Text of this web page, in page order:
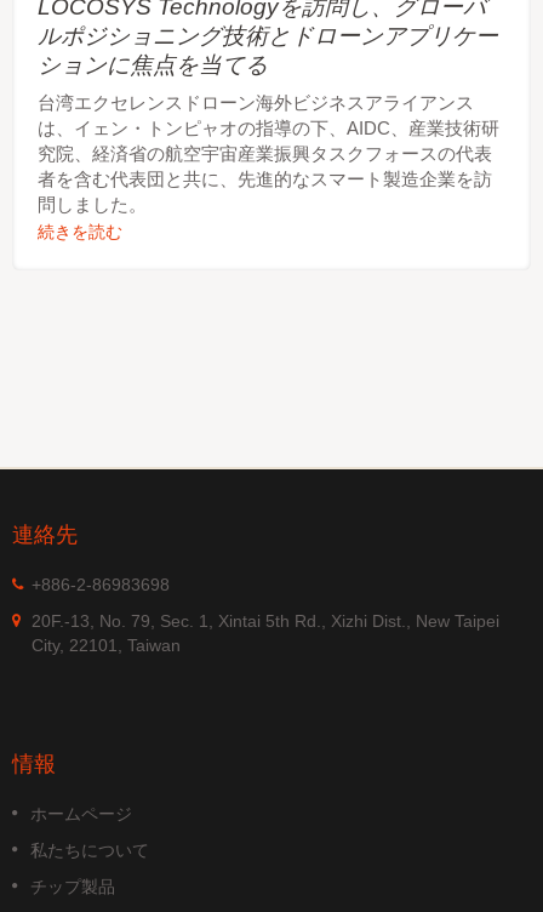
LOCOSYS Technologyを訪問し、グローバ
ルポジショニング技術とドローンアプリケー
ションに焦点を当てる
台湾エクセレンスドローン海外ビジネスアライアンス
は、イェン・トンピャオの指導の下、AIDC、産業技術研
究院、経済省の航空宇宙産業振興タスクフォースの代表
者を含む代表団と共に、先進的なスマート製造企業を訪
問しました。
続きを読む
連絡先
+886-2-86983698
20F.-13, No. 79, Sec. 1, Xintai 5th Rd., Xizhi Dist., New Taipei
City, 22101, Taiwan
情報
ホームページ
私たちについて
チップ製品